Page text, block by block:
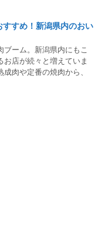
すめ！新潟県内のおい
ブーム。新潟県内にもこ
お店が続々と増えていま
肉や定番の焼肉から、